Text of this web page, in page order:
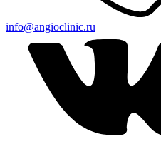
info@angioclinic.ru